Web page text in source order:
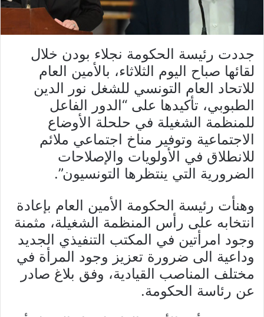
جددت رئيسة الحكومة نجلاء بودن خلال
لقائها صباح اليوم الثلاثاء، بالأمين العام
للاتحاد العام التونسي للشغل نور الدين
الطبوبي، تأكيدها على “الدور الفاعل
للمنظمة الشغيلة في حلحلة الأوضاع
الاجتماعية وتوفير مناخ اجتماعي ملائم
للانطلاق في الأولويات والإصلاحات
الضرورية التي ينتظرها التونسيون”.
وهنأت رئيسة الحكومة الأمين العام بإعادة
انتخابه على رأس المنظمة الشغيلة، مثمنة
وجود امرأتين في المكتب التنفيذي الجديد
وداعية الى ضرورة تعزيز وجود المرأة في
مختلف المناصب القيادية، وفق بلاغ صادر
عن رئاسة الحكومة.